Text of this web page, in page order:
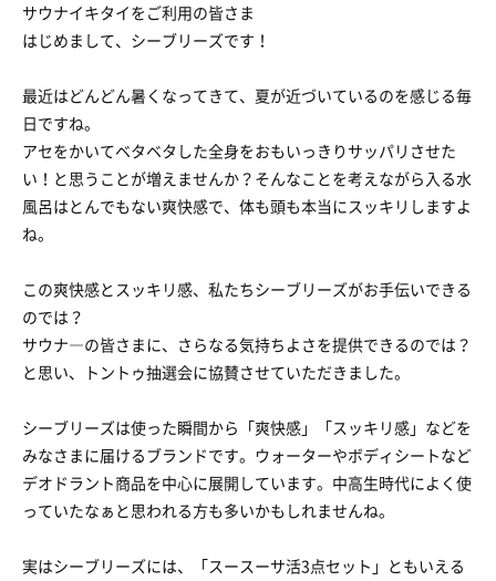
サウナイキタイをご利用の皆さま
はじめまして、シーブリーズです！
最近はどんどん暑くなってきて、夏が近づいているのを感じる毎
日ですね。
アセをかいてベタベタした全身をおもいっきりサッパリさせた
い！と思うことが増えませんか？そんなことを考えながら入る水
風呂はとんでもない爽快感で、体も頭も本当にスッキリしますよ
ね。
この爽快感とスッキリ感、私たちシーブリーズがお手伝いできる
のでは？
サウナ―の皆さまに、さらなる気持ちよさを提供できるのでは？
と思い、トントゥ抽選会に協賛させていただきました。
シーブリーズは使った瞬間から「爽快感」「スッキリ感」などを
みなさまに届けるブランドです。ウォーターやボディシートなど
デオドラント商品を中心に展開しています。中高生時代によく使
っていたなぁと思われる方も多いかもしれませんね。
実はシーブリーズには、「スースーサ活3点セット」ともいえる